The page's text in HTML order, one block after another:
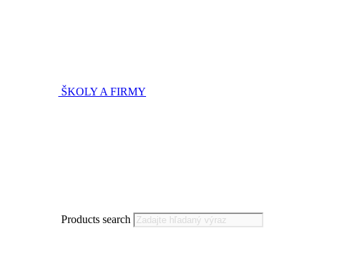
ŠKOLY A FIRMY
Products search